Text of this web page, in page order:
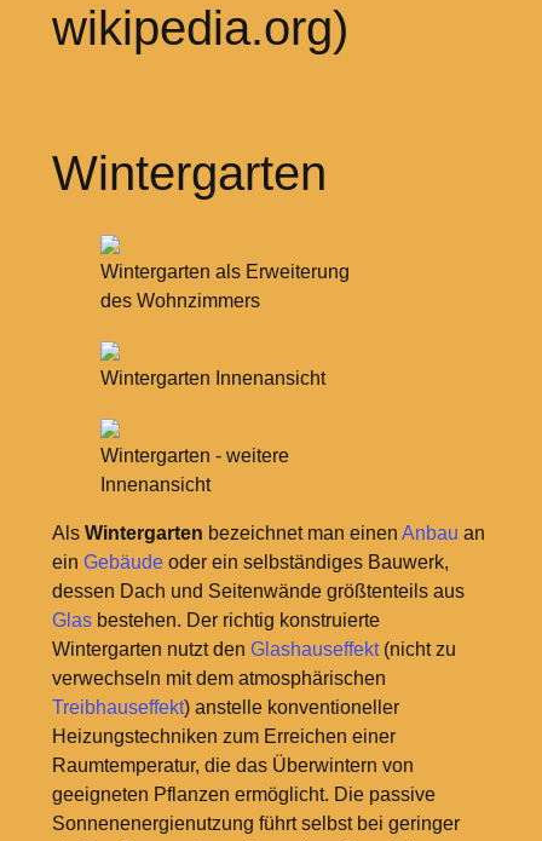
wikipedia.org)
Wintergarten
Wintergarten als Erweiterung
des Wohnzimmers
Wintergarten Innenansicht
Wintergarten - weitere
Innenansicht
Als Wintergarten bezeichnet man einen Anbau an
ein Gebäudeoder ein selbständiges Bauwerk,
dessen Dach und Seitenwände größtenteils aus
Glasbestehen. Der richtig konstruierte
Wintergarten nutzt den Glashauseffekt(nicht zu
verwechseln mit dem atmosphärischen
Treibhauseffekt) anstelle konventioneller
Heizungstechniken zum Erreichen einer
Raumtemperatur, die das Überwintern von
geeigneten Pflanzen ermöglicht. Die passive
Sonnenenergienutzung führt selbst bei geringer